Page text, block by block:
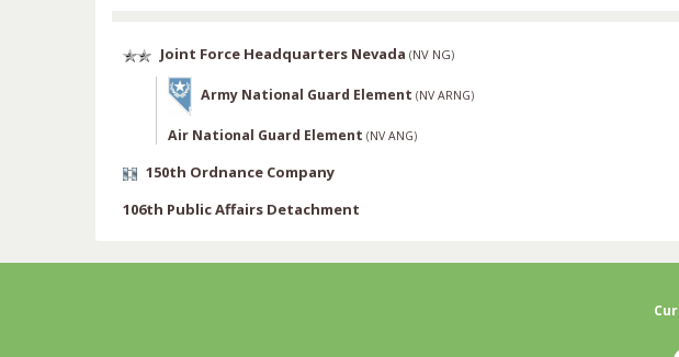
Joint Force Headquarters Nevada (NV NG)
Army National Guard Element (NV ARNG)
Air National Guard Element (NV ANG)
150th Ordnance Company
106th Public Affairs Detachment